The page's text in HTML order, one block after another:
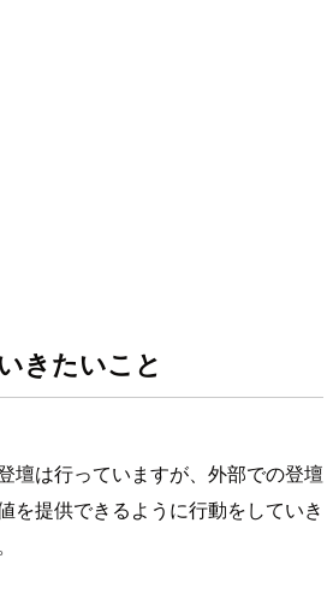
きたいこと
壇は行っていますが、外部での登壇
を提供できるように行動をしていき